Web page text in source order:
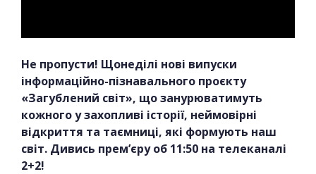
Не пропусти! Щонеділі нові випуски
інформаційно-пізнавального проєкту
«Загублений світ», що занурюватимуть
кожного у захопливі історії, неймовірні
відкриття та таємниці, які формують наш
світ. Дивись прем’єру об 11:50 на телеканалі
2+2!